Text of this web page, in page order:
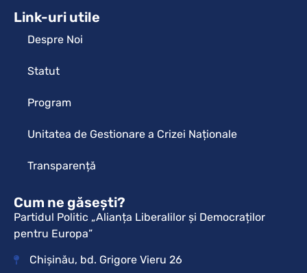
Link-uri utile
Despre Noi
Statut
Program
Unitatea de Gestionare a Crizei Naționale
Transparență
Cum ne găsești?
Partidul Politic „Alianța Liberalilor și Democraților
pentru Europa”
Chișinău, bd. Grigore Vieru 26